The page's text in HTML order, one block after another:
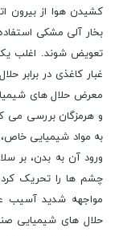
کشیدن هوا از بیرون
بخار آلی مشکی
تعویض شوند. اغلب
غبار کاغذی در برابر
معرض حلال های
و هرمزگان بررسی می
به مواد شیمیایی
ورود آن به بدن، بر
چشم ها را تحریک
مواجهه شدید
حلال های شیمیایی